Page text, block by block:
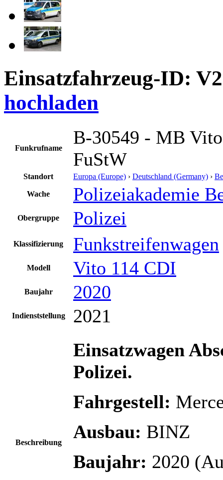
Einsatzfahrzeug-ID:
hochladen
Funkrufname
B-30549 - MB
FuStW
Standort Europa (Europe) › Deutschland (Germany) ›
Wache Polizeiakademie
Obergruppe Polizei
Klassifizierung Funkstreifenwagen
Modell Vito 114 CDI
Baujahr 2020
Indienststellung 2021
Beschreibung
Einsatzwagen
Polizei.
Fahrgestell:
Ausbau: BINZ
Baujahr: 2020